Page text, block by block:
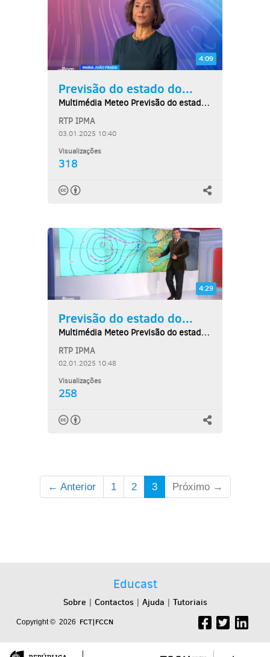
4:09
Previsão do estado do...
Multimédia Meteo Previsão do estado do tempo,...
RTP IPMA
03.01.2025 10:40
Visualizações
318
4:29
Previsão do estado do...
Multimédia Meteo Previsão do estado do tempo,...
RTP IPMA
02.01.2025 10:48
Visualizações
258
← Anterior 1 2 3 Próximo →
Educast
Sobre | Contactos| Ajuda | Tutoriais
Copyright © 2026 FCT|FCCN